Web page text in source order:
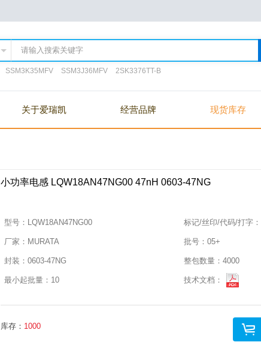
SSM3K35MFV SSM3J36MFV 2SK3376TT-B
关于爱瑞凯 经营品牌 现货库存
小功率电感 LQW18AN47NG00 47nH 0603-47NG
型号： LQW18AN47NG00 标记/丝印/代码/打字：
厂家： MURATA 批号： 05+
封装： 0603-47NG 整包数量： 4000
最小起批量： 10 技术文档：
库存： 1000